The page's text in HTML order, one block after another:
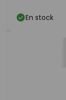
En stock